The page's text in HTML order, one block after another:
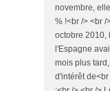
novembre,
% !<br /> <br /
octobre 2010,
l'Espagne
mois plus
d'intérêt